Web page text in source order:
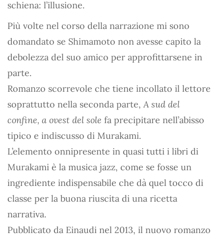
schiena: l’illusione.
Più volte nel corso della narrazione mi sono
domandato se Shimamoto non avesse capito la
debolezza del suo amico per approfittarsene in
parte.
Romanzo scorrevole che tiene incollato il lettore
soprattutto nella seconda parte, A sud del
confine, a ovest del sole fa precipitare nell’abisso
tipico e indiscusso di Murakami.
L’elemento onnipresente in quasi tutti i libri di
Murakami è la musica jazz, come se fosse un
ingrediente indispensabile che dà quel tocco di
classe per la buona riuscita di una ricetta
narrativa.
Pubblicato da Einaudi nel 2013, il nuovo romanzo